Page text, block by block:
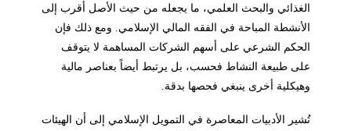
الغذائي والبحث العلمي، ما يجعله من حيث الأصل أقرب إلى
الأنشطة المباحة في الفقه المالي الإسلامي. ومع ذلك فإن
الحكم الشرعي على أسهم الشركات المساهمة لا يتوقف
على طبيعة النشاط فحسب، بل يرتبط أيضاً بعناصر مالية
وهيكلية أخرى ينبغي فحصها بدقة.
تُشير الأدبيات المعاصرة في التمويل الإسلامي إلى أن الهيئات